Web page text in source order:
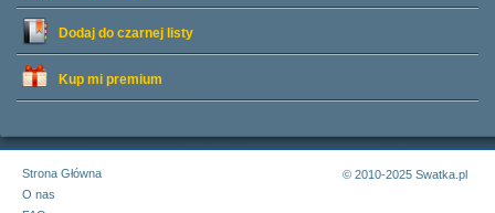
Dodaj do czarnej listy
Kup mi premium
Strona Główna
O nas
© 2010-2025 Swatka.pl